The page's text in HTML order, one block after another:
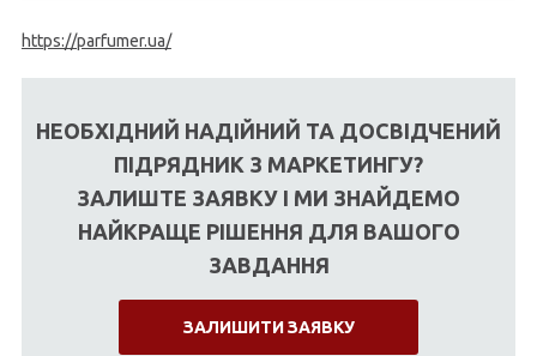
https://parfumer.ua/
НЕОБХІДНИЙ НАДІЙНИЙ ТА ДОСВІДЧЕНИЙ
ПІДРЯДНИК З МАРКЕТИНГУ?
ЗАЛИШТЕ ЗАЯВКУ І МИ ЗНАЙДЕМО
НАЙКРАЩЕ РІШЕННЯ ДЛЯ ВАШОГО
ЗАВДАННЯ
ЗАЛИШИТИ ЗАЯВКУ